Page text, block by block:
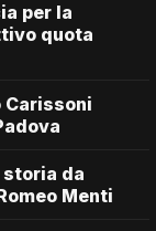
per la
quota
Carissoni
storia da
Menti